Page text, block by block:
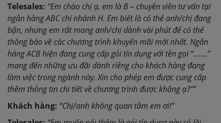
Telesales: “Em chào chị ạ, em là B – chuyên viên tư vấn tại
ngân hàng ABC chi nhánh H. Em biết là có thể anh/chị đang
bận, nhưng em rất mong anh/chị dành vài phút để có thể
thông báo về các chương trình khuyến mãi mới nhất. Ngân
hàng ACB hiện đang cung cấp gói tín dụng với tên gọi “…….”
mang đến những ưu đãi dành riêng cho khách hàng đang
làm việc trong ngành này. Xin cho phép em được cung cấp
thêm thông tin chi tiết về chương trình được không ạ?””
Khách hàng: “Chị/anh không quan tâm em ơi!”